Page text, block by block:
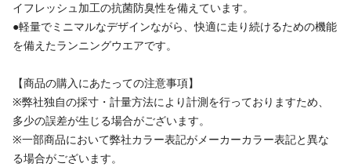
イフレッシュ加工の抗菌防臭性を備えています。
●軽量でミニマルなデザインながら、快適に走り続けるための機能
を備えたランニングウエアです。
【商品の購入にあたっての注意事項】
※弊社独自の採寸・計量方法により計測を行っておりますため、
多少の誤差が生じる場合がございます。
※一部商品において弊社カラー表記がメーカーカラー表記と異な
る場合がございます。